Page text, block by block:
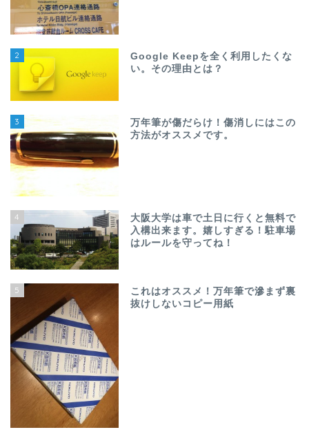
2
Google Keepを全く利用したくな
い。その理由とは？
3
万年筆が傷だらけ！傷消しにはこの
方法がオススメです。
4
大阪大学は車で土日に行くと無料で
入構出来ます。嬉しすぎる！駐車場
はルールを守ってね！
5
これはオススメ！万年筆で滲まず裏
抜けしないコピー用紙